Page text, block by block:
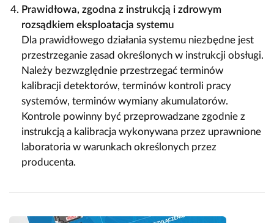
Prawidłowa, zgodna z instrukcją i zdrowym
rozsądkiem eksploatacja systemu
Dla prawidłowego działania systemu niezbędne jest
przestrzeganie zasad określonych w instrukcji obsługi.
Należy bezwzględnie przestrzegać terminów
kalibracji detektorów, terminów kontroli pracy
systemów, terminów wymiany akumulatorów.
Kontrole powinny być przeprowadzane zgodnie z
instrukcją a kalibracja wykonywana przez uprawnione
laboratoria w warunkach określonych przez
producenta.